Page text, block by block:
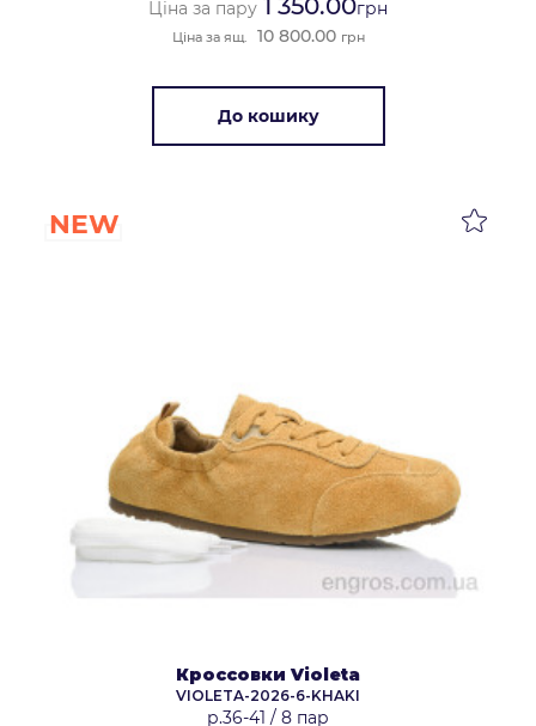
Ціна за пару
грн
Ціна за ящ. 10 800.00 грн
До кошику
NEW
Кроссовки Violeta
VIOLETA-2026-6-KHAKI
р.36-41 / 8 пар